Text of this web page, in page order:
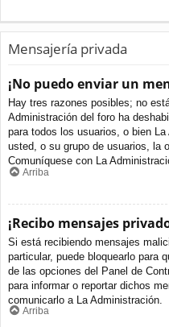
Mensajería privada
¡No puedo enviar un
Hay tres razones posibles; no
Administración del foro ha
para todos los usuarios, o bien
usted, o su grupo de usuarios, la
Comuníquese con La
Arriba
¡Recibo mensajes
Si está recibiendo mensajes
particular, puede bloquearlo para
de las opciones del Panel de
para informar o reportar dichos
comunicarlo a La Administración.
Arriba